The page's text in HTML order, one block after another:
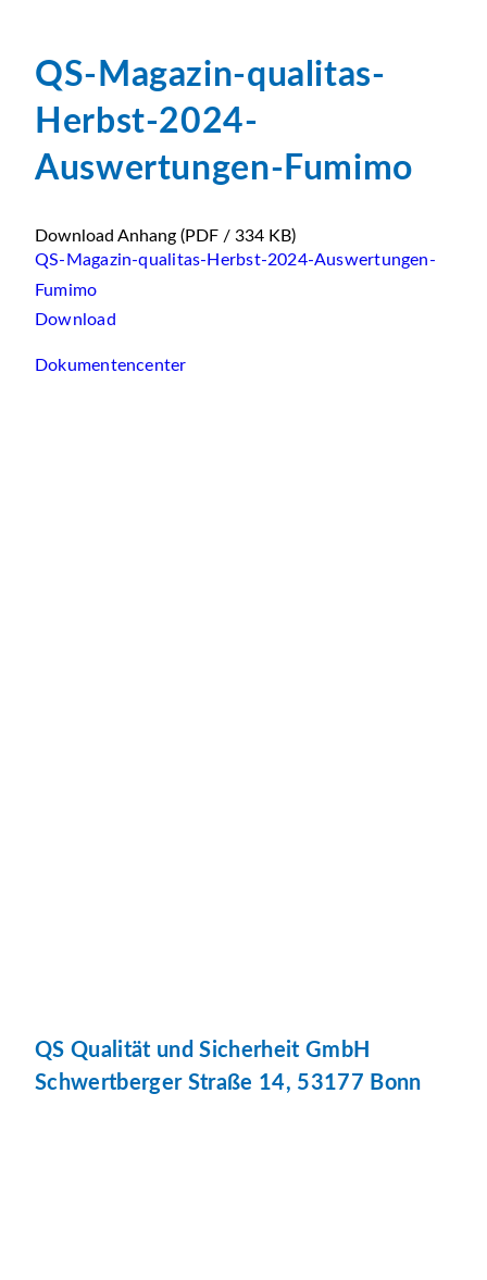
QS-Magazin-qualitas-
Herbst-2024-
Auswertungen-Fumimo
Download Anhang (PDF / 334 KB)
QS-Magazin-qualitas-Herbst-2024-Auswertungen-
Fumimo
Download
Dokumentencenter
QS Qualität und Sicherheit GmbH
Schwertberger Straße 14, 53177 Bonn